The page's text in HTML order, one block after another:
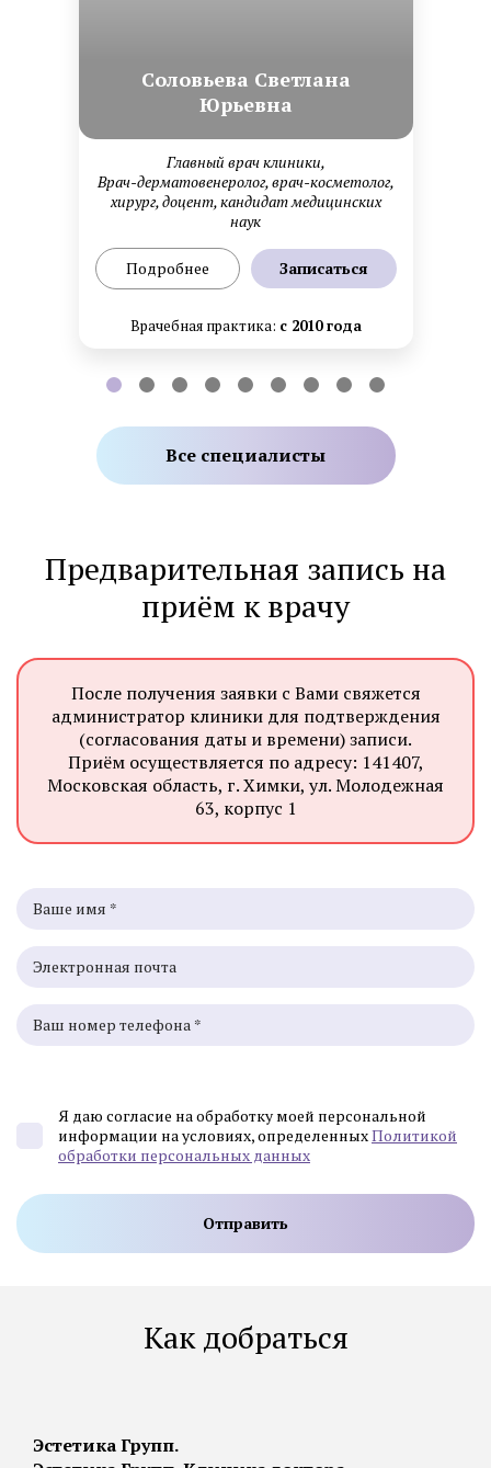
Cоловьева Cветлана
Юрьевна
Главный врач клиники,
Врач-дерматовенеролог, врач-косметолог,
хирург, доцент, кандидат медицинских
наук
Подробнее Записаться
Врачебная практика: с 2010 года
Все специалисты
Предварительная запись на
приём к врачу
После получения заявки с Вами свяжется
администратор клиники для подтверждения
(согласования даты и времени) записи.
Приём осуществляется по адресу: 141407,
Московская область, г. Химки, ул. Молодежная
63, корпус 1
Я даю согласие на обработку моей персональной
информации на условиях, определенныхПолитикой
обработки персональных данных
Как добраться
Эстетика Групп.